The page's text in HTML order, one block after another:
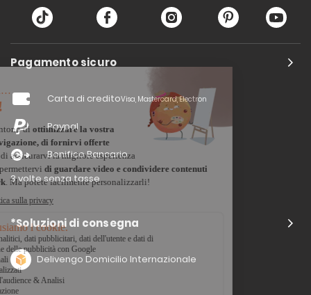
Pagamento sicuro
Carta di creditoVisa, Mastercard, Electron
Paypal
Bonifico Bancario
3 volte senza tasse
*Soluzioni di consegna
Delivengo Domicilio Internazionale